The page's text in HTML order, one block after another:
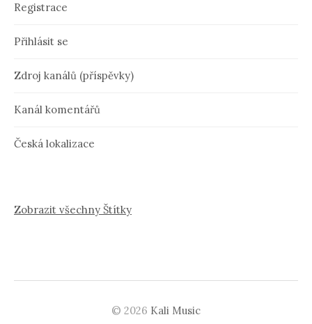
Registrace
Přihlásit se
Zdroj kanálů (příspěvky)
Kanál komentářů
Česká lokalizace
Zobrazit všechny Štítky
© 2026 Kali Music